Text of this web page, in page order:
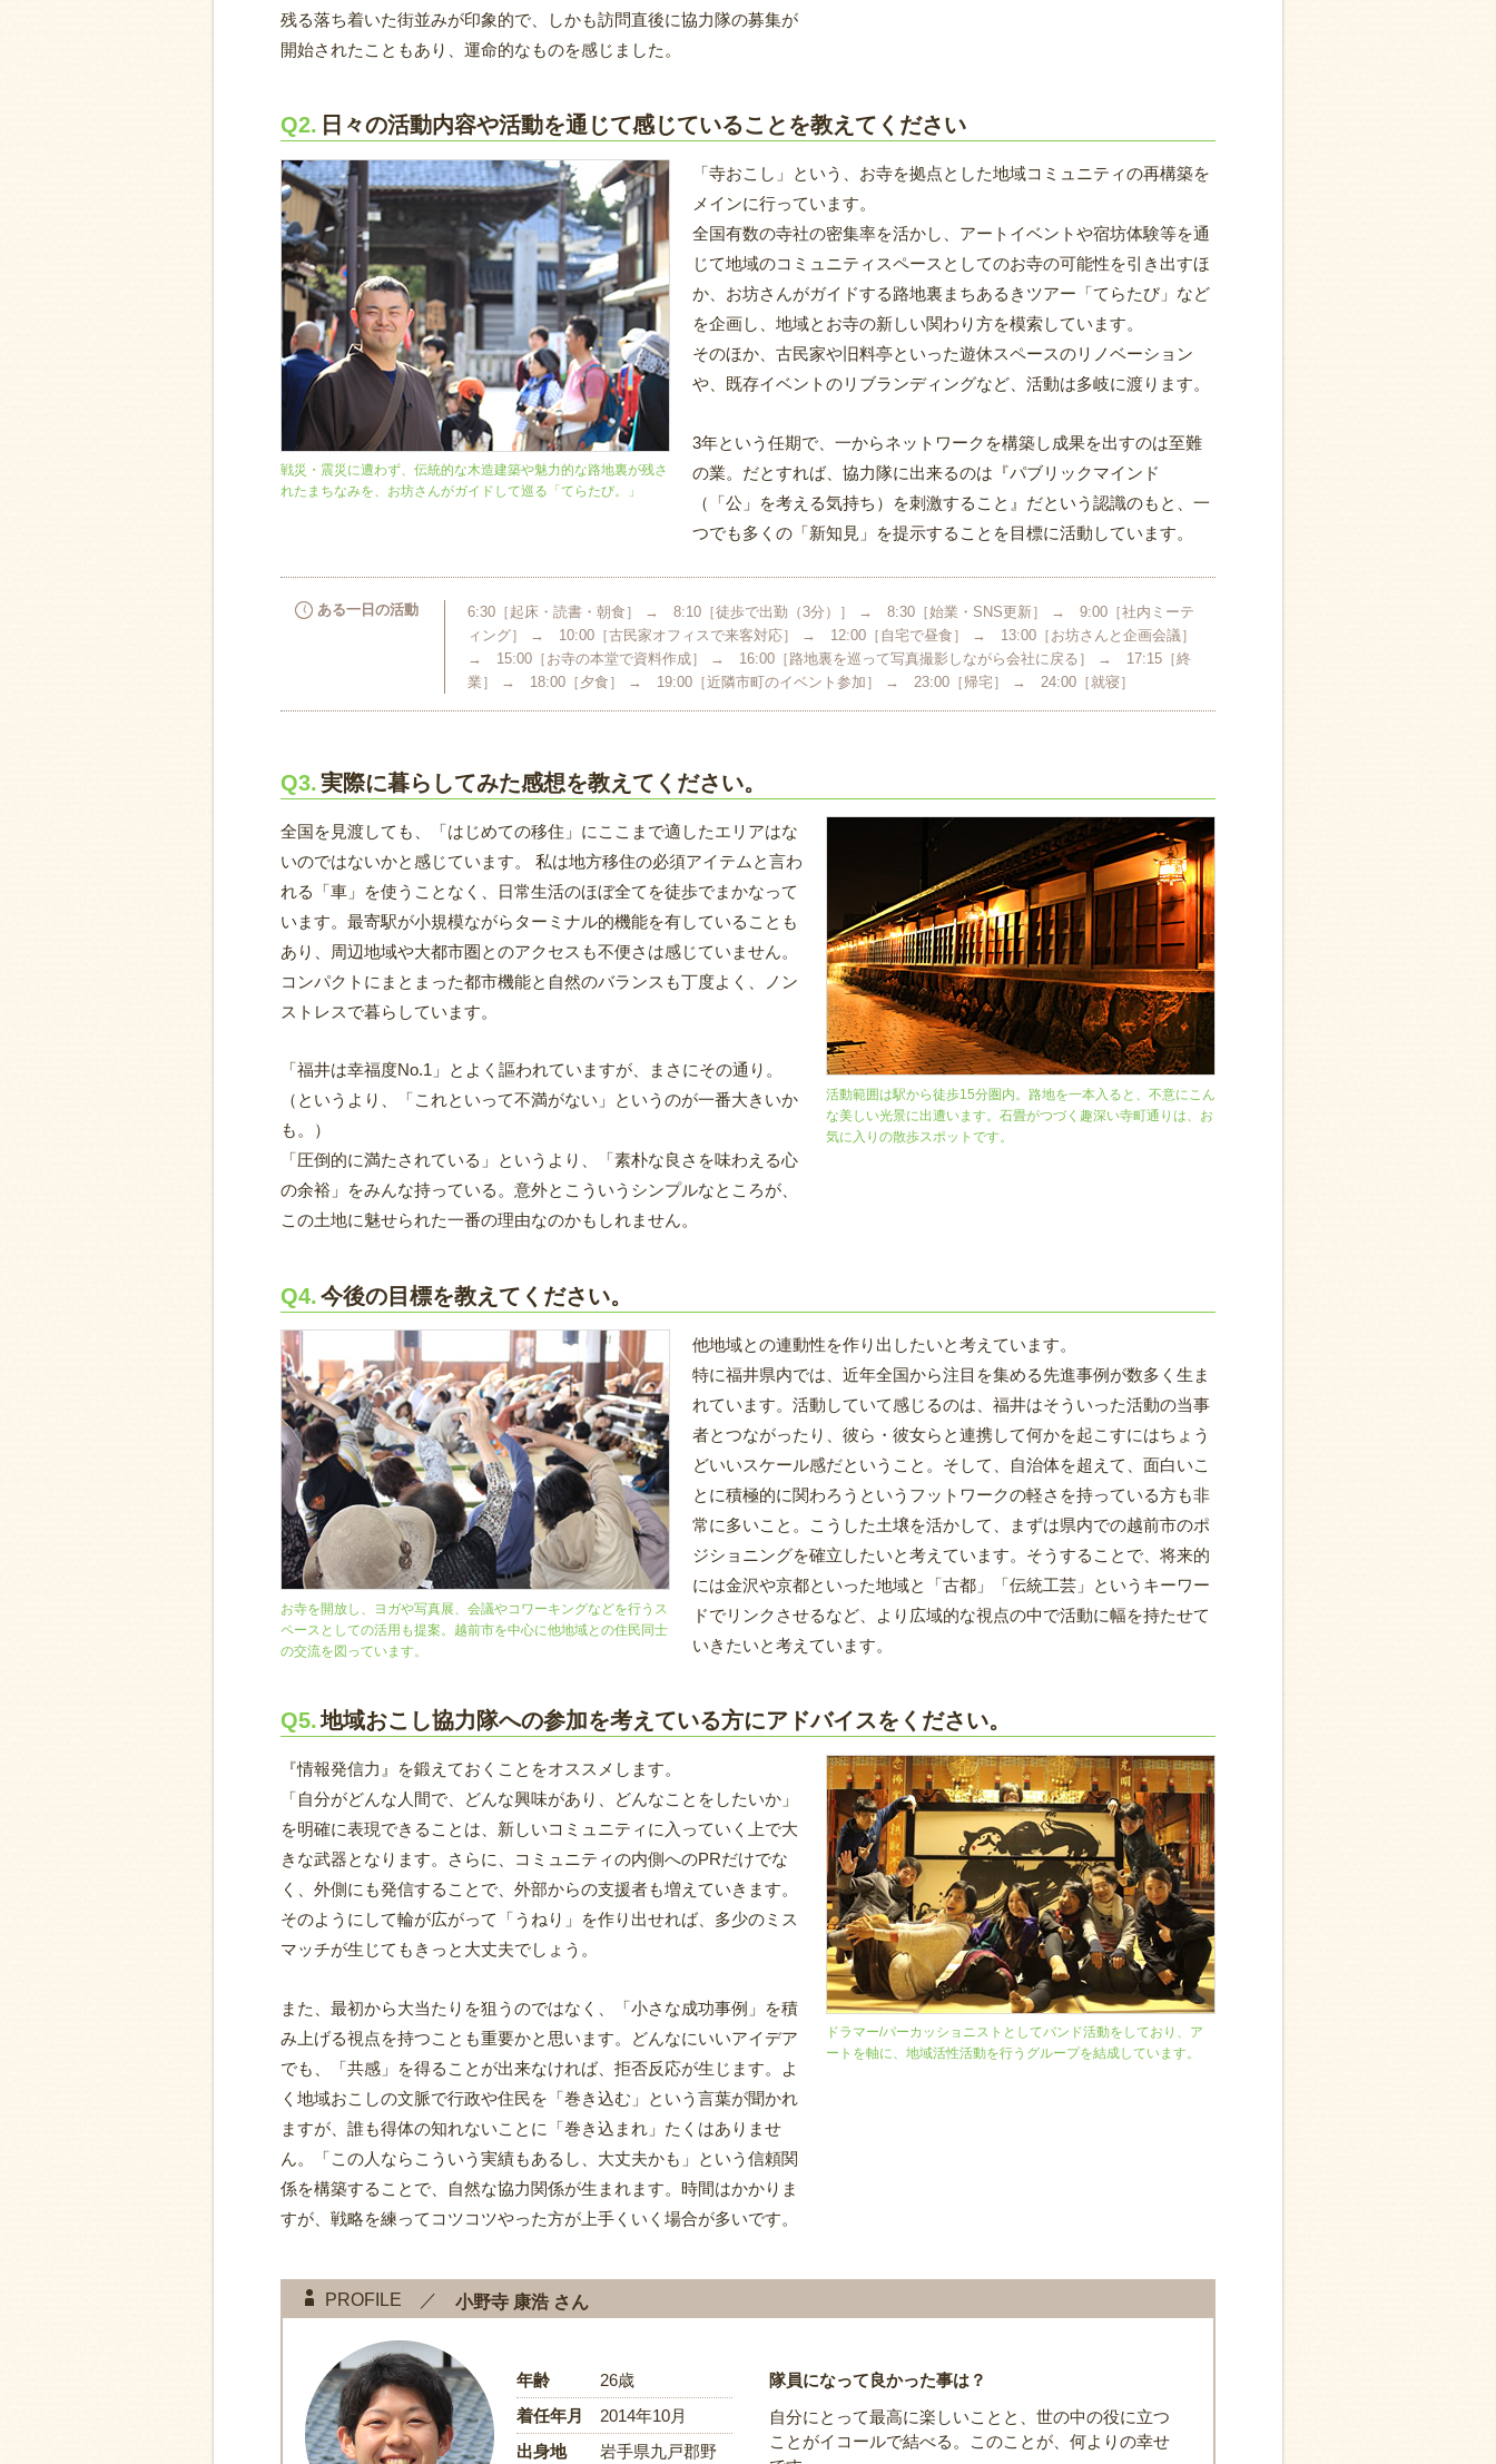
残る落ち着いた街並みが印象的で、しかも訪問直後に協力隊の募集が
開始されたこともあり、運命的なものを感じました。
Q2. 日々の活動内容や活動を通じて感じていることを教えてください
「寺おこし」という、お寺を拠点とした地域コミュニティの再構築を
メインに行っています。
全国有数の寺社の密集率を活かし、アートイベントや宿坊体験等を通
じて地域のコミュニティスペースとしてのお寺の可能性を引き出すほ
か、お坊さんがガイドする路地裏まちあるきツアー「てらたび」など
を企画し、地域とお寺の新しい関わり方を模索しています。
そのほか、古民家や旧料亭といった遊休スペースのリノベーション
や、既存イベントのリブランディングなど、活動は多岐に渡ります。
3年という任期で、一からネットワークを構築し成果を出すのは至難
の業。だとすれば、協力隊に出来るのは『パブリックマインド
（「公」を考える気持ち）を刺激すること』だという認識のもと、一
つでも多くの「新知見」を提示することを目標に活動しています。
戦災・震災に遭わず、伝統的な木造建築や魅力的な路地裏が残さ
れたまちなみを、お坊さんがガイドして巡る「てらたび。」
ある一日の活動
6:30［起床・読書・朝食］ → 8:10［徒歩で出勤（3分）］ → 8:30［始業・SNS更新］ → 9:00［社内ミーテ
ィング］ → 10:00［古民家オフィスで来客対応］ → 12:00［自宅で昼食］ → 13:00［お坊さんと企画会議］
→ 15:00［お寺の本堂で資料作成］ → 16:00［路地裏を巡って写真撮影しながら会社に戻る］ → 17:15［終
業］ → 18:00［夕食］ → 19:00［近隣市町のイベント参加］ → 23:00［帰宅］ → 24:00［就寝］
Q3.実際に暮らしてみた感想を教えてください。
全国を見渡しても、「はじめての移住」にここまで適したエリアはな
いのではないかと感じています。 私は地方移住の必須アイテムと言わ
れる「車」を使うことなく、日常生活のほぼ全てを徒歩でまかなって
います。最寄駅が小規模ながらターミナル的機能を有していることも
あり、周辺地域や大都市圏とのアクセスも不便さは感じていません。
コンパクトにまとまった都市機能と自然のバランスも丁度よく、ノン
ストレスで暮らしています。
「福井は幸福度No.1」とよく謳われていますが、まさにその通り。
（というより、「これといって不満がない」というのが一番大きいか
も。）
「圧倒的に満たされている」というより、「素朴な良さを味わえる心
の余裕」をみんな持っている。意外とこういうシンプルなところが、
この土地に魅せられた一番の理由なのかもしれません。
活動範囲は駅から徒歩15分圏内。路地を一本入ると、不意にこん
な美しい光景に出遭います。石畳がつづく趣深い寺町通りは、お
気に入りの散歩スポットです。
Q4.今後の目標を教えてください。
他地域との連動性を作り出したいと考えています。
特に福井県内では、近年全国から注目を集める先進事例が数多く生ま
れています。活動していて感じるのは、福井はそういった活動の当事
者とつながったり、彼ら・彼女らと連携して何かを起こすにはちょう
どいいスケール感だということ。そして、自治体を超えて、面白いこ
とに積極的に関わろうというフットワークの軽さを持っている方も非
常に多いこと。こうした土壌を活かして、まずは県内での越前市のポ
ジショニングを確立したいと考えています。そうすることで、将来的
には金沢や京都といった地域と「古都」「伝統工芸」というキーワー
ドでリンクさせるなど、より広域的な視点の中で活動に幅を持たせて
いきたいと考えています。
お寺を開放し、ヨガや写真展、会議やコワーキングなどを行うス
ペースとしての活用も提案。越前市を中心に他地域との住民同士
の交流を図っています。
Q5.地域おこし協力隊への参加を考えている方にアドバイスをください。
『情報発信力』を鍛えておくことをオススメします。
「自分がどんな人間で、どんな興味があり、どんなことをしたいか」
を明確に表現できることは、新しいコミュニティに入っていく上で大
きな武器となります。さらに、コミュニティの内側へのPRだけでな
く、外側にも発信することで、外部からの支援者も増えていきます。
そのようにして輪が広がって「うねり」を作り出せれば、多少のミス
マッチが生じてもきっと大丈夫でしょう。
また、最初から大当たりを狙うのではなく、「小さな成功事例」を積
み上げる視点を持つことも重要かと思います。どんなにいいアイデア
でも、「共感」を得ることが出来なければ、拒否反応が生じます。よ
く地域おこしの文脈で行政や住民を「巻き込む」という言葉が聞かれ
ますが、誰も得体の知れないことに「巻き込まれ」たくはありませ
ん。「この人ならこういう実績もあるし、大丈夫かも」という信頼関
係を構築することで、自然な協力関係が生まれます。時間はかかりま
すが、戦略を練ってコツコツやった方が上手くいく場合が多いです。
ドラマー/パーカッショニストとしてバンド活動をしており、ア
ートを軸に、地域活性活動を行うグループを結成しています。
PROFILE ／ 小野寺 康浩 さん
年齢
26歳
着任年月
2014年10月
出身地
岩手県九戸郡野
隊員になって良かった事は？
自分にとって最高に楽しいことと、世の中の役に立つ
ことがイコールで結べる。このことが、何よりの幸せ